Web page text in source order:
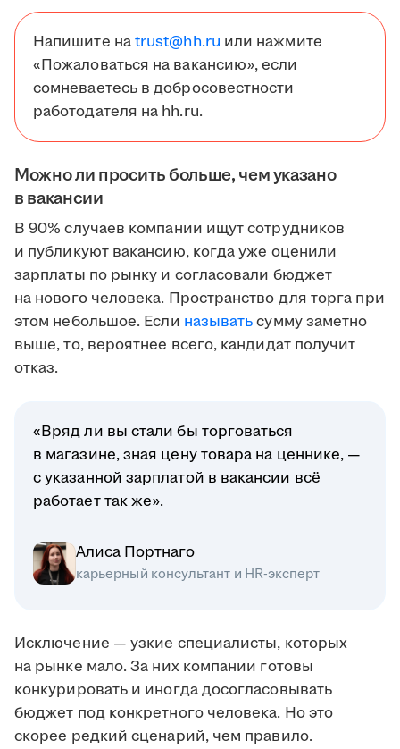
Напишите наtrust@hh.ru или нажмите
«Пожаловаться на вакансию», если
сомневаетесь в добросовестности
работодателя на hh.ru.
Можно ли просить больше, чем указано
в вакансии
В 90% случаев компании ищут сотрудников
и публикуют вакансию, когда уже оценили
зарплаты по рынку и согласовали бюджет
на нового человека. Пространство для торга при
этом небольшое. Если называтьсумму заметно
выше, то, вероятнее всего, кандидат получит
отказ.
«Вряд ли вы стали бы торговаться
в магазине, зная цену товара на ценнике, —
с указанной зарплатой в вакансии всё
работает так же».
Алиса Портнаго
карьерный консультант и HR-эксперт
Исключение — узкие специалисты, которых
на рынке мало. За них компании готовы
конкурировать и иногда досогласовывать
бюджет под конкретного человека. Но это
скорее редкий сценарий, чем правило.